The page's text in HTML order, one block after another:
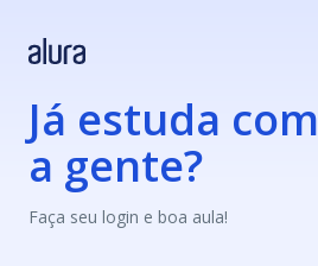
Já estuda com
a gente?
Faça seu login e boa aula!